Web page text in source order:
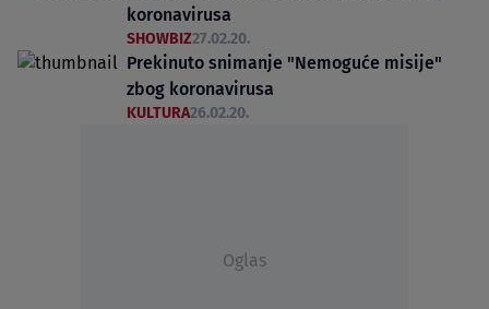
koronavirusa
SHOWBIZ27.02.20.
Prekinuto snimanje "Nemoguće misije"
zbog koronavirusa
KULTURA26.02.20.
Oglas